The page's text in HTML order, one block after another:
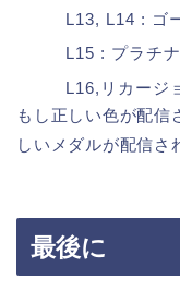
L13, L14 : ゴ
L15 : プラチナ
L16,リカージ
もし正しい色が配信
しいメダルが配信さ
最後に